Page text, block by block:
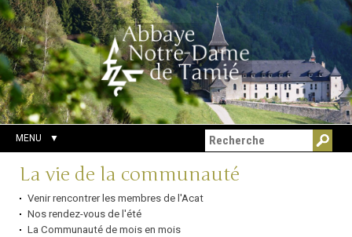
Aller
au
contenu.
|
Aller
à
la
navigation
Outils
personnels
Chercher par
Recherche
avancée…
MENU
Navigation
La vie de la communauté
Venir rencontrer les membres de l'Acat
Nos rendez-vous de l'été
La Communauté de mois en mois